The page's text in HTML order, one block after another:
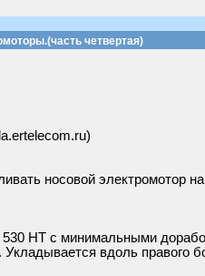
четвертая)
носовой электромотор
530 НТ с минимальными
вдоль правого